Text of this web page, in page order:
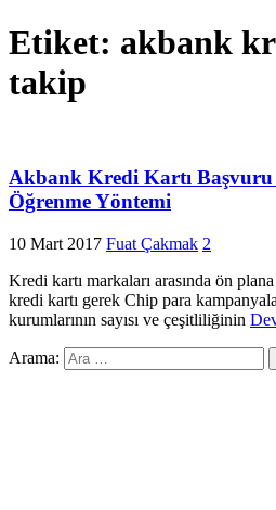
Etiket: akbank
takip
Akbank Kredi Kartı
Öğrenme Yöntemi
10 Mart 2017 Fuat Çakmak 2
Kredi kartı markaları arasında ön
kredi kartı gerek Chip para
kurumlarının sayısı ve çeşitliliğinin
Arama: